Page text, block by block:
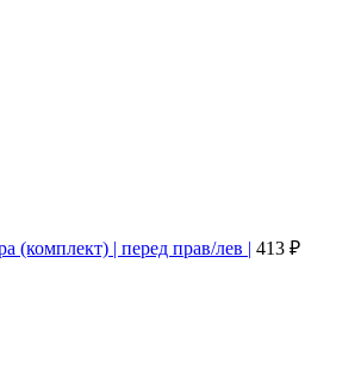
(комплект) | перед прав/лев | 413 ₽